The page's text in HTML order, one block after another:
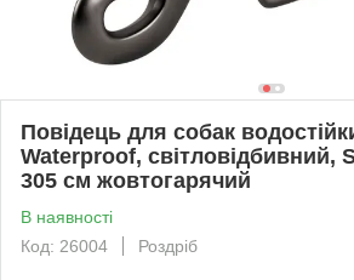
Повідець для собак
Waterproof,
305 см жовтогарячий
В наявності
Код: 26004
Роздріб